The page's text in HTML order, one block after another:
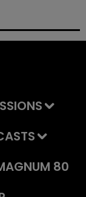
80